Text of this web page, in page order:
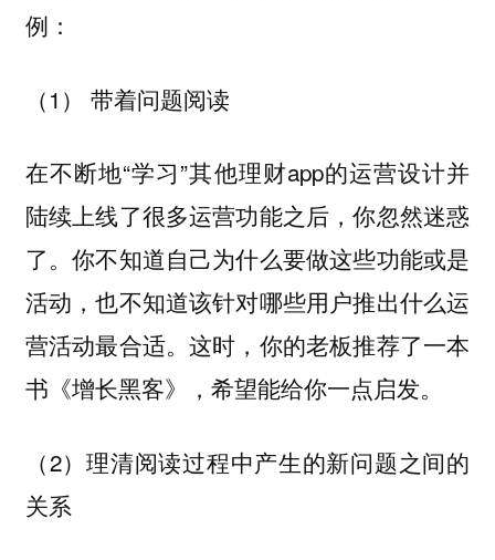
例：
（1） 带着问题阅读
在不断地“学习”其他理财app的运营设计并
陆续上线了很多运营功能之后，你忽然迷惑
了。你不知道自己为什么要做这些功能或是
活动，也不知道该针对哪些用户推出什么运
营活动最合适。这时，你的老板推荐了一本
书《增长黑客》，希望能给你一点启发。
（2）理清阅读过程中产生的新问题之间的
关系